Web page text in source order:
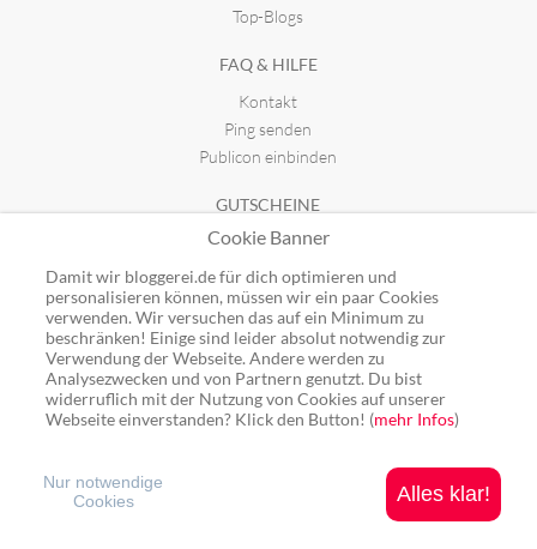
Top-Blogs
FAQ & HILFE
Kontakt
Ping senden
Publicon einbinden
GUTSCHEINE
Top-Gutscheine
Alle Shops
Ping: http://rpc.bloggerei.de/ping/ (*nur für angemeldete Blogs)
Blogverzeichnis Bloggerei.de © 2006 - 2026
Cookie Banner
Damit wir bloggerei.de für dich optimieren und
personalisieren können, müssen wir ein paar Cookies
verwenden. Wir versuchen das auf ein Minimum zu
beschränken! Einige sind leider absolut notwendig zur
Verwendung der Webseite. Andere werden zu
Analysezwecken und von Partnern genutzt. Du bist
widerruflich mit der Nutzung von Cookies auf unserer
Webseite einverstanden? Klick den Button! (mehr Infos)
Alles klar!
Nur notwendige
Cookies